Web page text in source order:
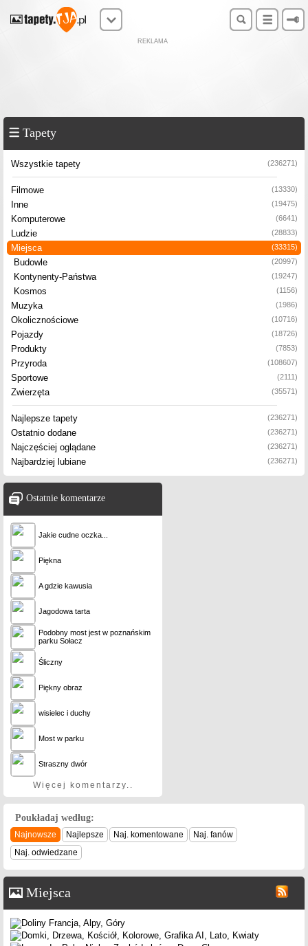
REKLAMA
Tapety
Wszystkie tapety (236271)
Filmowe (13330)
Inne (19475)
Komputerowe (6641)
Ludzie (28833)
Miejsca (33315)
Budowle (20997)
Kontynenty-Państwa (19247)
Kosmos (1156)
Muzyka (1986)
Okolicznościowe (10716)
Pojazdy (18726)
Produkty (7853)
Przyroda (108607)
Sportowe (2111)
Zwierzęta (35571)
Najlepsze tapety (236271)
Ostatnio dodane (236271)
Najczęściej oglądane (236271)
Najbardziej lubiane (236271)
Ostatnie komentarze
Jakie cudne oczka...
Piękna
A gdzie kawusia
Jagodowa tarta
Podobny most jest w poznańskim
parku Sołacz
Śliczny
Piękny obraz
wisielec i duchy
Most w parku
Straszny dwór
Więcej komentarzy..
Poukładaj według:
Najnowsze Najlepsze Naj. komentowane
Naj. fanów
Naj. odwiedzane
Miejsca